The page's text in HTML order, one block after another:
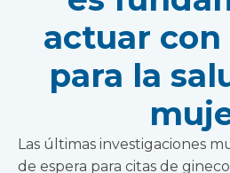
actuar
para la
Las últimas investigaciones
de espera para citas de